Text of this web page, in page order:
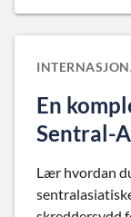
En
Sentral-
Lær hvordan